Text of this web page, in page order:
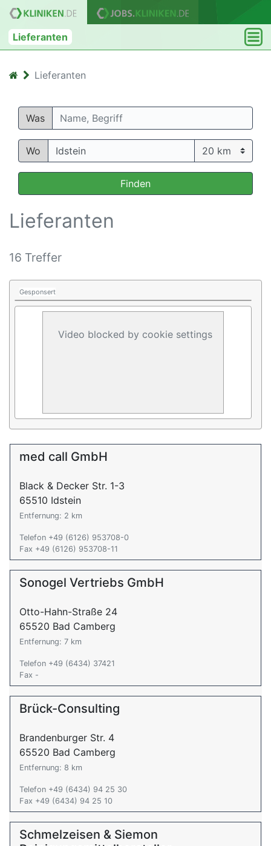
Lieferanten
Lieferanten
Was
Wo
Finden
Lieferanten
16 Treffer
Gesponsert
Video blocked by cookie settings
med call GmbH
Black & Decker Str. 1-3
65510 Idstein
Entfernung: 2 km
Telefon +49 (6126) 953708-0
Fax +49 (6126) 953708-11
Sonogel Vertriebs GmbH
Otto-Hahn-Straße 24
65520 Bad Camberg
Entfernung: 7 km
Telefon +49 (6434) 37421
Fax -
Brück-Consulting
Brandenburger Str. 4
65520 Bad Camberg
Entfernung: 8 km
Telefon +49 (6434) 94 25 30
Fax +49 (6434) 94 25 10
Schmelzeisen & Siemon